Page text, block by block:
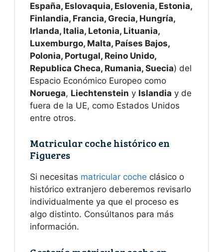
España, Eslovaquia, Eslovenia, Estonia,
Finlandia, Francia, Grecia, Hungría,
Irlanda, Italia, Letonia, Lituania,
Luxemburgo, Malta, Países Bajos,
Polonia, Portugal, Reino Unido,
Republica Checa, Rumania, Suecia) del
Espacio Económico Europeo como
Noruega, Liechtenstein y Islandia y de
fuera de la UE, como Estados Unidos
entre otros.
Matricular coche histórico en
Figueres
Si necesitas matricular coche clásico o
histórico extranjero deberemos revisarlo
individualmente ya que el proceso es
algo distinto. Consúltanos para más
información.